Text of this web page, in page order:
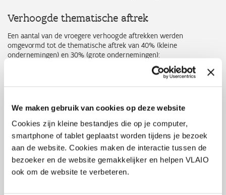
We maken gebruik van cookies op deze website
Cookies zijn kleine bestandjes die op je computer,
smartphone of tablet geplaatst worden tijdens je bezoek
aan de website. Cookies maken de interactie tussen de
bezoeker en de website gemakkelijker en helpen VLAIO
ook om de website te verbeteren.
Verhoogde thematische aftrek
Een aantal van de vroegere verhoogde aftrekken werden
omgevormd tot de thematische aftrek van 40% (kleine
ondernemingen) en 30% (grote ondernemingen):
investeringen in efficiënt energieverbruik en hernieuwbare
laadinfrastructuur met betrekking tot vrachtwagens,
autobussen en schepen);
milieuvriendelijke investeringen (zoals de vervanging van
bepaalde verhardingen, bepaalde waterwerende constructies,
recycling apparatuur);
ondersteunende digitale investeringen (namelijk investeringen
die verwant zijn aan de drie voormelde